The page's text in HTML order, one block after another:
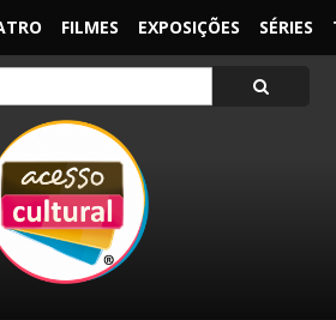
FILMES EXPOSIÇÕES SÉRIES